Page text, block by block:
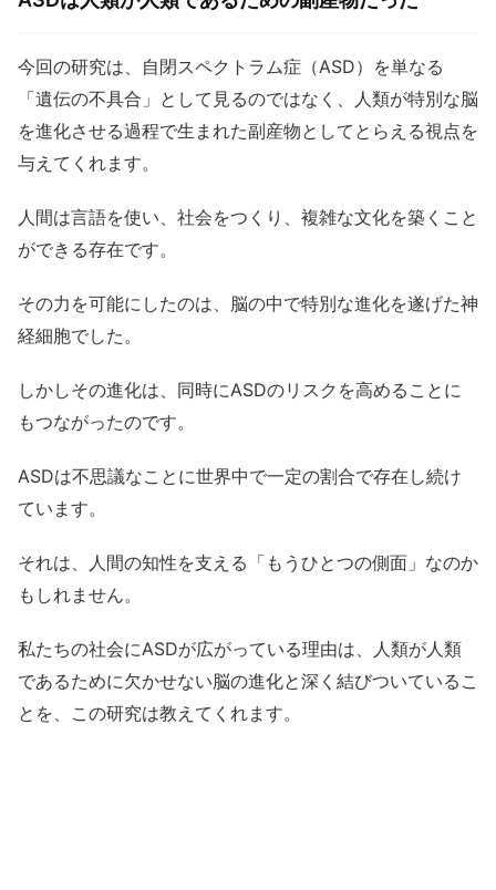
今回の研究は、自閉スペクトラム症（ASD）を単なる
「遺伝の不具合」として見るのではなく、人類が特別な脳
を進化させる過程で生まれた副産物としてとらえる視点を
与えてくれます。
人間は言語を使い、社会をつくり、複雑な文化を築くこと
ができる存在です。
その力を可能にしたのは、脳の中で特別な進化を遂げた神
経細胞でした。
しかしその進化は、同時にASDのリスクを高めることに
もつながったのです。
ASDは不思議なことに世界中で一定の割合で存在し続け
ています。
それは、人間の知性を支える「もうひとつの側面」なのか
もしれません。
私たちの社会にASDが広がっている理由は、人類が人類
であるために欠かせない脳の進化と深く結びついているこ
とを、この研究は教えてくれます。